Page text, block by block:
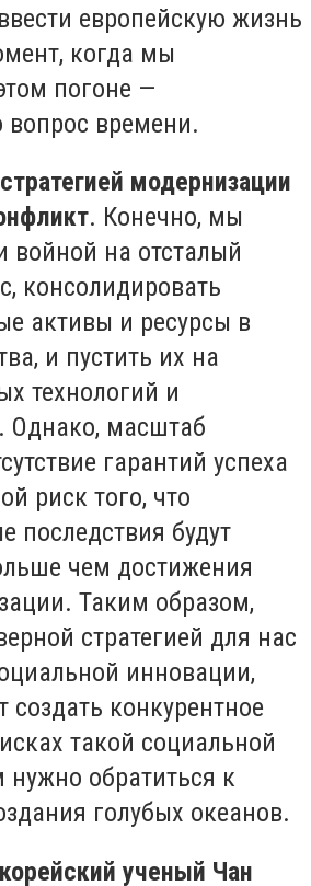
европейскую жизнь
когда мы
погоне —
вопрос времени.
модернизации
. Конечно, мы
войной на отсталый
консолидировать
активы и ресурсы в
и пустить их на
технологий и
Однако, масштаб
гарантий успеха
риск того, что
последствия будут
чем достижения
Таким образом,
стратегией для нас
инновации,
создать конкурентное
такой социальной
обратиться к
голубых океанов.
ученый Чан